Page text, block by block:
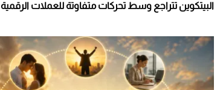
البيتكوين تتراجع وسط تحركات متفاوتة للعملات الرقمية